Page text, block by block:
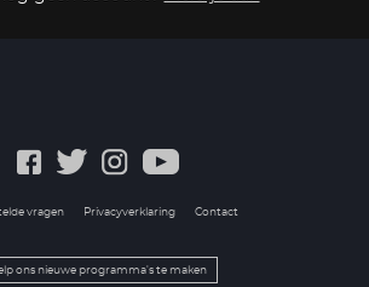
vragen Privacyverklaring Contact
ons nieuwe programma's te maken